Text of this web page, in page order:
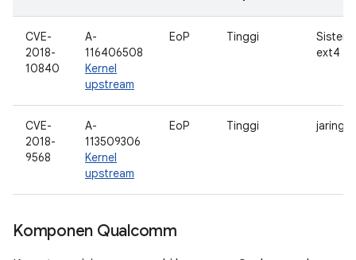
CVE-
2018-
10840
A-
116406508
Kernel
upstream
EoP Tinggi
Sistem
ext4
CVE-
2018-
9568
A-
113509306
Kernel
upstream
EoP Tinggi
Komponen Qualcomm